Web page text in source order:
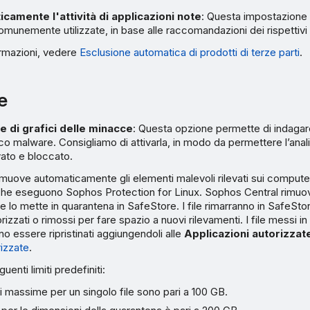
l'attività di applicazioni note: Questa
utilizzate, in base alle raccomandazioni dei rispettivi
vedere Esclusione automatica di prodotti di terze parti.
di grafici delle minacce: Questa opzione permette di
malware. Consigliamo di attivarla, in modo da permettere
e bloccato.
automaticamente gli elementi malevoli rilevati sui
eseguono Sophos Protection for Linux. Sophos Central
lo mette in quarantena in SafeStore. I file rimarranno in
o rimossi per fare spazio a nuovi rilevamenti. I file messi in
essere ripristinati aggiungendoli alle Applicazioni
.
limiti predefiniti:
massime per un singolo file sono pari a 100 GB.